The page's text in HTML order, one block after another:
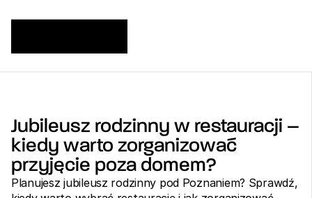
Jubileusz rodzinny w restauracji –
kiedy warto zorganizować
przyjęcie poza domem?
Planujesz jubileusz rodzinny pod Poznaniem? Sprawdź,